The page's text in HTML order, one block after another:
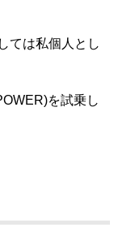
ては私個人とし
を試乗し